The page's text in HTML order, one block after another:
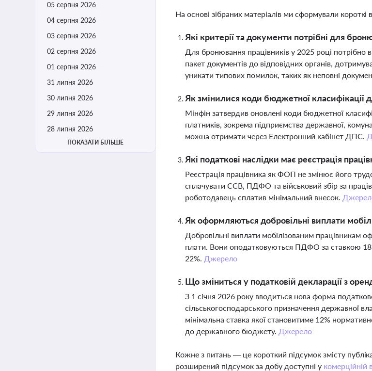
05 серпня 2026
04 серпня 2026
03 серпня 2026
02 серпня 2026
01 серпня 2026
31 липня 2026
30 липня 2026
29 липня 2026
28 липня 2026
ПОКАЗАТИ БІЛЬШЕ
На основі зібраних матеріалів ми сформували короткі
Які критерії та документи потрібні для
Для бронювання працівників у 2025 році потрібно
пакет документів до відповідних органів,
уникати типових помилок, таких як неповні
Як змінилися коди бюджетної класифікації
Мінфін затвердив оновлені коди бюджетної
платників, зокрема підприємства державної,
можна отримати через Електронний кабінет ДПС.
Які податкові наслідки має реєстрація
Реєстрація працівника як ФОП не змінює його
сплачувати ЄСВ, ПДФО та військовий збір за
роботодавець сплатив мінімальний внесок.
Як оформляються добровільні виплати
Добровільні виплати мобілізованим працівникам
плати. Вони оподатковуються ПДФО за ставкою
22%. Джерело
Що зміниться у податковій декларації з
З 1 січня 2026 року вводиться нова форма
сільськогосподарського призначення державної
мінімальна ставка якої становитиме 12%
до державного бюджету. Джерело
Кожне з питань — це короткий підсумок змісту
розширений підсумок за добу доступні у комерційній